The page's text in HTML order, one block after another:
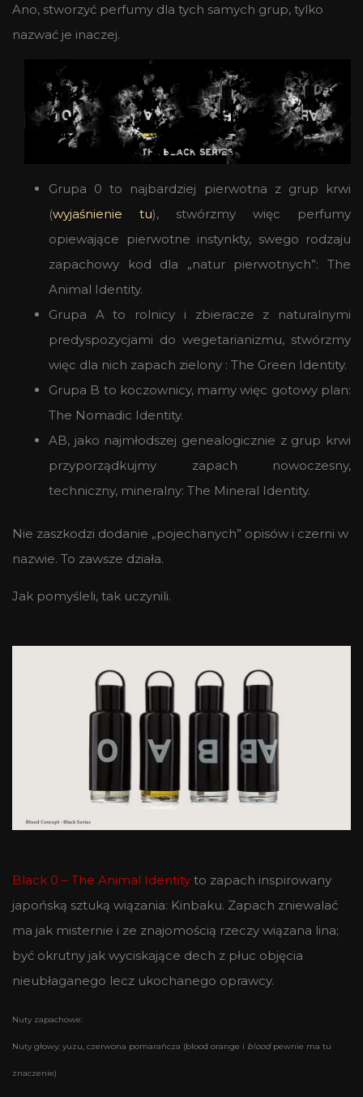
Ano, stworzyć perfumy dla tych samych grup, tylko
nazwać je inaczej.
Grupa 0 to najbardziej pierwotna z grup krwi
(wyjaśnienie tu), stwórzmy więc perfumy
opiewające pierwotne instynkty, swego rodzaju
zapachowy kod dla „natur pierwotnych”: The
Animal Identity.
Grupa A to rolnicy i zbieracze z naturalnymi
predyspozycjami do wegetarianizmu, stwórzmy
więc dla nich zapach zielony : The Green Identity.
Grupa B to koczownicy, mamy więc gotowy plan:
The Nomadic Identity.
AB, jako najmłodszej genealogicznie z grup krwi
przyporządkujmy zapach nowoczesny,
techniczny, mineralny: The Mineral Identity.
Nie zaszkodzi dodanie „pojechanych” opisów i czerni w
nazwie. To zawsze działa.
Jak pomyśleli, tak uczynili.
Black 0 – The Animal Identity to zapach inspirowany
japońską sztuką wiązania: Kinbaku. Zapach zniewalać
ma jak misternie i ze znajomością rzeczy wiązana lina;
być okrutny jak wyciskające dech z płuc objęcia
nieubłaganego lecz ukochanego oprawcy.
Nuty zapachowe:
Nuty głowy: yuzu, czerwona pomarańcza (blood orange i bloodpewnie ma tu
znaczenie)